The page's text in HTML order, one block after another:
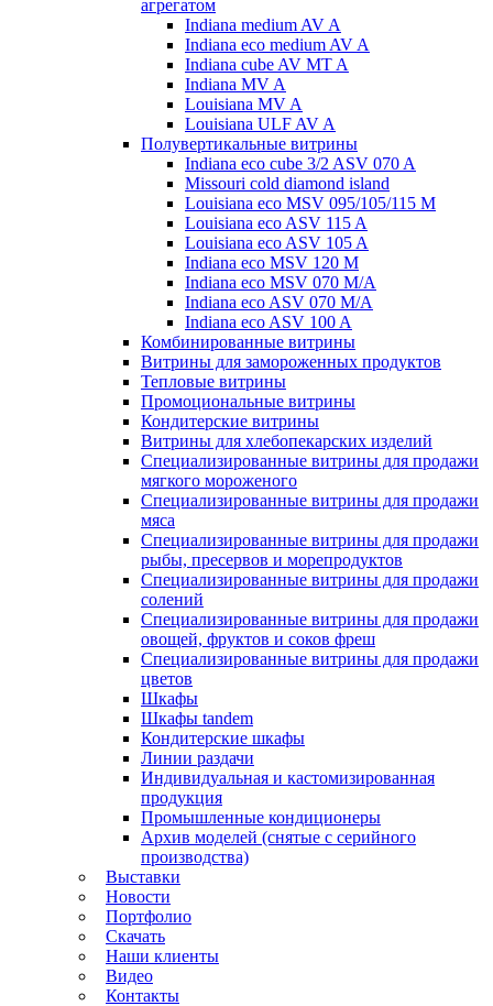
агрегатом
Indiana medium AV A
Indiana eco medium AV A
Indiana cube AV MT A
Indiana MV A
Louisiana MV A
Louisiana ULF AV A
Полувертикальные витрины
Indiana eco cube 3/2 ASV 070 A
Missouri cold diamond island
Louisiana eco MSV 095/105/115 M
Louisiana eco ASV 115 A
Louisiana eco ASV 105 A
Indiana eco MSV 120 M
Indiana eco MSV 070 M/A
Indiana eco ASV 070 M/A
Indiana eco ASV 100 A
Комбинированные витрины
Витрины для замороженных продуктов
Тепловые витрины
Промоциональные витрины
Кондитерские витрины
Витрины для хлебопекарских изделий
Специализированные витрины для продажи
мягкого мороженого
Специализированные витрины для продажи
мяса
Специализированные витрины для продажи
рыбы, пресервов и морепродуктов
Специализированные витрины для продажи
солений
Специализированные витрины для продажи
овощей, фруктов и соков фреш
Специализированные витрины для продажи
цветов
Шкафы
Шкафы tandem
Кондитерские шкафы
Линии раздачи
Индивидуальная и кастомизированная
продукция
Промышленные кондиционеры
Архив моделей (снятые с серийного
производства)
Выставки
Новости
Портфолио
Скачать
Наши клиенты
Видео
Контакты